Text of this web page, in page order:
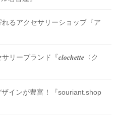
るアクセサリーショップ『ア
リーブランド『𝒄𝒍𝒐𝒄𝒉𝒆𝒕𝒕𝒆〈ク
インが豊富！『souriant.shop